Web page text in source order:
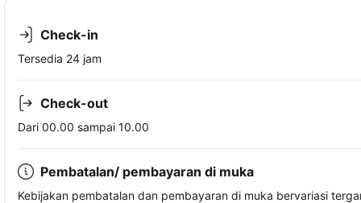
Check-in
Tersedia 24 jam
Check-out
Dari 00.00 sampai 10.00
Pembatalan/ pembayaran di muka
Kebijakan pembatalan dan pembayaran di muka bervariasi